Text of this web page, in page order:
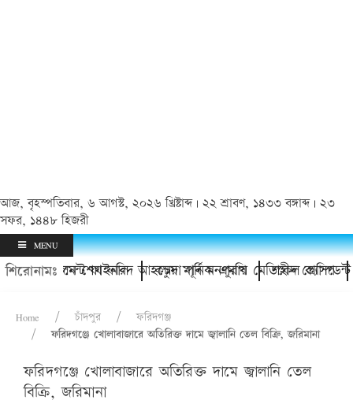
আজ, বৃহস্পতিবার, ৬ আগস্ট, ২০২৬ খ্রিষ্টাব্দ | ২২ শ্রাবণ, ১৪৩৩ বঙ্গাব্দ | ২৩
সফর, ১৪৪৮ হিজরী
MENU
শিরোনামঃকরলেন শেখ ফরিদ আহম্মেদ মানিক এমপি শহীদ প্রেসিডেন্ট
টুর্নামেন্ট ফাইনাল কচুয়া পূর্ব মনপুরায় মেডিকেল ক্যাম্প
Home চাঁদপুর
ফরিদগঞ্জ
ফরিদগঞ্জে খোলাবাজারে অতিরিক্ত দামে জ্বালানি তেল বিক্রি, জরিমানা
ফরিদগঞ্জে খোলাবাজারে অতিরিক্ত দামে জ্বালানি তেল
বিক্রি, জরিমানা